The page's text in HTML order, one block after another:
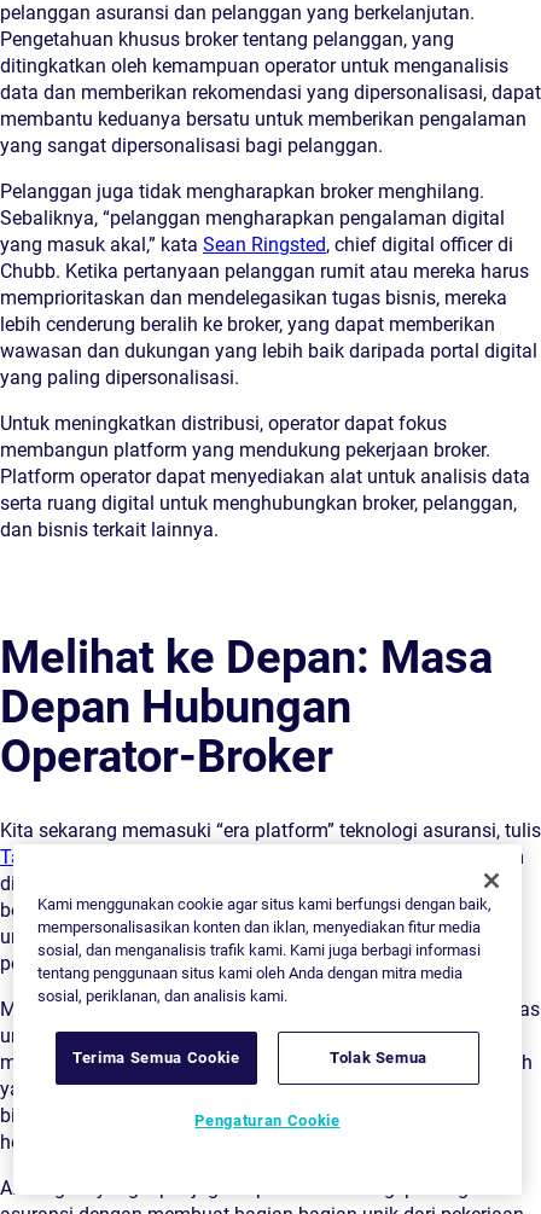
pelanggan asuransi dan pelanggan yang berkelanjutan.
Pengetahuan khusus broker tentang pelanggan, yang
ditingkatkan oleh kemampuan operator untuk menganalisis
data dan memberikan rekomendasi yang dipersonalisasi, dapat
membantu keduanya bersatu untuk memberikan pengalaman
yang sangat dipersonalisasi bagi pelanggan.
Pelanggan juga tidak mengharapkan broker menghilang.
Sebaliknya, “pelanggan mengharapkan pengalaman digital
yang masuk akal,” kata Sean Ringsted, chief digital officer di
Chubb. Ketika pertanyaan pelanggan rumit atau mereka harus
memprioritaskan dan mendelegasikan tugas bisnis, mereka
lebih cenderung beralih ke broker, yang dapat memberikan
wawasan dan dukungan yang lebih baik daripada portal digital
yang paling dipersonalisasi.
Untuk meningkatkan distribusi, operator dapat fokus
membangun platform yang mendukung pekerjaan broker.
Platform operator dapat menyediakan alat untuk analisis data
serta ruang digital untuk menghubungkan broker, pelanggan,
dan bisnis terkait lainnya.
Melihat ke Depan: Masa
Depan Hubungan
Operator-Broker
Kita sekarang memasuki “era platform” teknologi asuransi, tulis
Tal Daskal
, salah satu pendiri dan CEO di EasySend. Platform
digital membantu bisnis terkait, seperti operator dan broker,
bekerja lebih erat. Mereka juga menciptakan peluang baru
untuk menganalisis data dan meningkatkan pengalaman
pelanggan melalui penerapan teknologi.
Memasukkan mitra insurtech ke dalam rencana yang lebih luas
untuk membangun hubungan operator-broker dapat
memperparah dampak pergeseran digital. Kemitraan insurtech
yang berfokus pada memfasilitasi komunikasi dan aliran
bisnis antara operator dan broker dapat menjadi cara yang
hemat biaya untuk berkolaborasi daripada bersaing.
Alat digital yang tepat juga dapat menarik bagi pialang
Kami menggunakan cookie agar situs kami berfungsi dengan baik,
mempersonalisasikan konten dan iklan, menyediakan fitur media
sosial, dan menganalisis trafik kami. Kami juga berbagi informasi
tentang penggunaan situs kami oleh Anda dengan mitra media
sosial, periklanan, dan analisis kami.
Terima Semua Cookie Tolak Semua
Pengaturan Cookie